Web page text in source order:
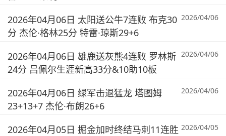
2026年04月06日 太阳送公牛7连败 布克30
分 杰伦·格林25分 特雷·琼斯29+6
2026/04/06
2026年04月06日 雄鹿送灰熊4连败 罗林斯
24分 吕佩尔生涯新高33分&10助10板
2026/04/06
2026年04月06日 绿军击退猛龙 塔图姆
23+13+7 杰伦·布朗26+6
2026/04/06
2026年04月05日 掘金加时终结马刺11连胜 2026/04/05